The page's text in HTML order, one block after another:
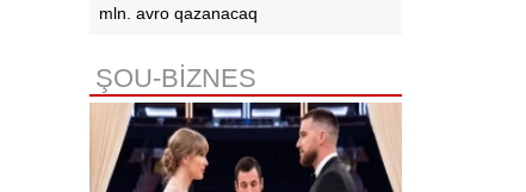
mln. avro qazanacaq
ŞOU-BİZNES